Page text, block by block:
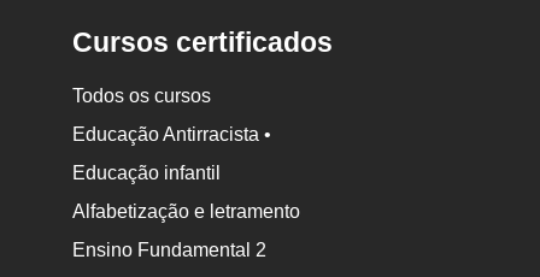
Cursos certificados
Todos os cursos
Educação Antirracista •
Educação infantil
Alfabetização e letramento
Ensino Fundamental 2